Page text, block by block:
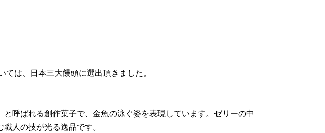
は、日本三大饅頭に選出頂きました。
呼ばれる創作菓子で、金魚の泳ぐ姿を表現しています。ゼリーの中
人の技が光る逸品です。